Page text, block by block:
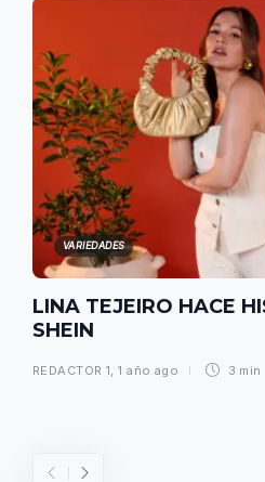
VARIEDADES
LINA TEJEIRO HACE
SHEIN
REDACTOR 1,1 año ago 3 min